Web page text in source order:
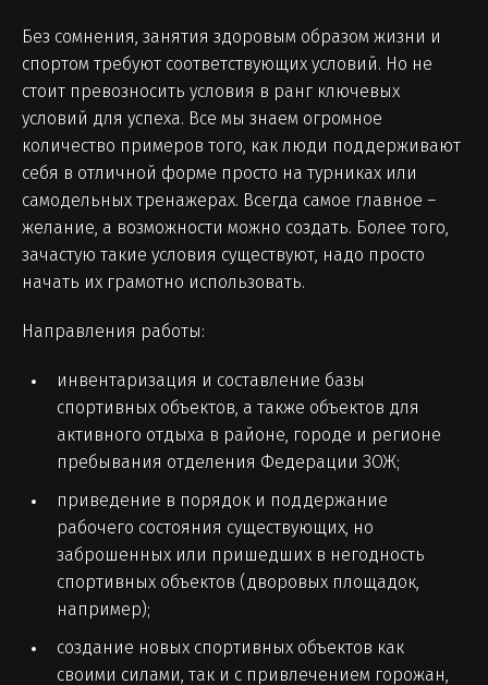
Без сомнения, занятия здоровым образом жизни и
спортом требуют соответствующих условий. Но не
стоит превозносить условия в ранг ключевых
условий для успеха. Все мы знаем огромное
количество примеров того, как люди поддерживают
себя в отличной форме просто на турниках или
самодельных тренажерах. Всегда самое главное –
желание, а возможности можно создать. Более того,
зачастую такие условия существуют, надо просто
начать их грамотно использовать.
Направления работы:
инвентаризация и составление базы
спортивных объектов, а также объектов для
активного отдыха в районе, городе и регионе
пребывания отделения Федерации ЗОЖ;
приведение в порядок и поддержание
рабочего состояния существующих, но
заброшенных или пришедших в негодность
спортивных объектов (дворовых площадок,
например);
создание новых спортивных объектов как
своими силами, так и с привлечением горожан,